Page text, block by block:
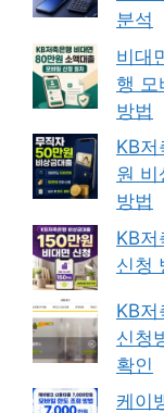
분석
비대
행 모
방법
KB
원 비
방법
KB
신청
KB
신청
확인
케이